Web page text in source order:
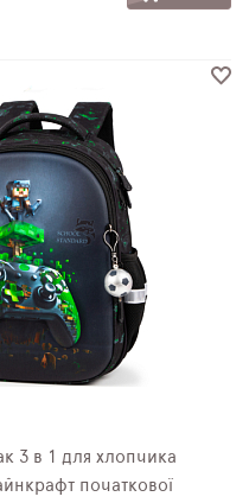
3 в 1 для хлопчика
початкової